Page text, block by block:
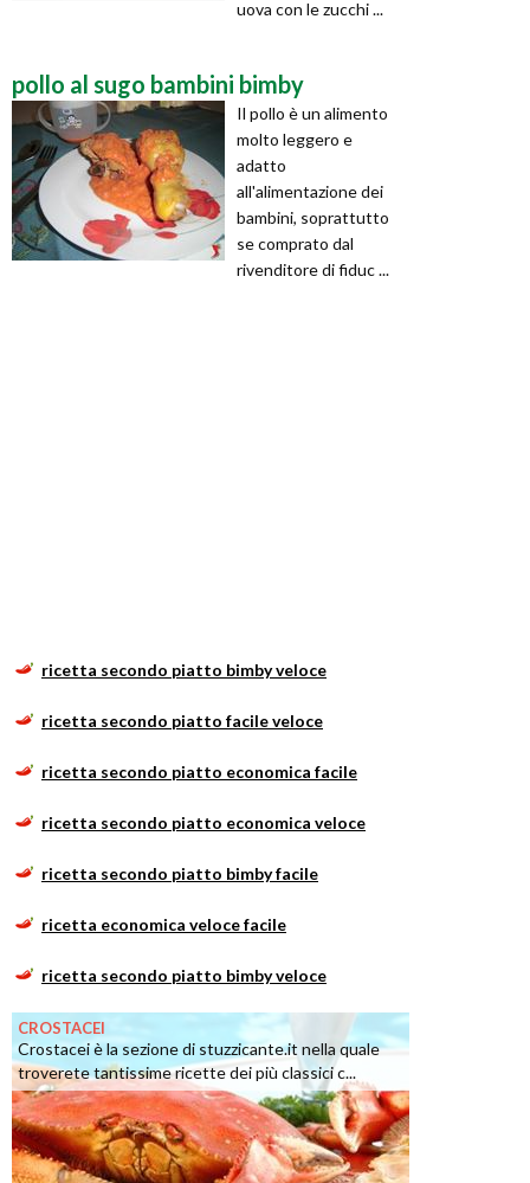
uova con le zucchi ...
pollo al sugo bambini bimby
Il pollo è un alimento
molto leggero e
adatto
all'alimentazione dei
bambini, soprattutto
se comprato dal
rivenditore di fiduc ...
ricetta secondo piatto bimby veloce
ricetta secondo piatto facile veloce
ricetta secondo piatto economica facile
ricetta secondo piatto economica veloce
ricetta secondo piatto bimby facile
ricetta economica veloce facile
ricetta secondo piatto bimby veloce
CROSTACEI
Crostacei è la sezione di stuzzicante.it nella quale
troverete tantissime ricette dei più classici c...